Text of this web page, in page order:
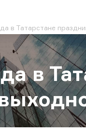
в Татарстане
в